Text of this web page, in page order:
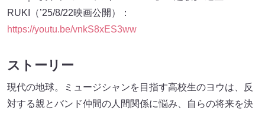
RUKI（’25/8/22映画公開）：
https://youtu.be/vnkS8xES3ww
ストーリー
現代の地球。ミュージシャンを目指す高校生のヨウは、反
対する親とバンド仲間の人間関係に悩み、自らの将来を決